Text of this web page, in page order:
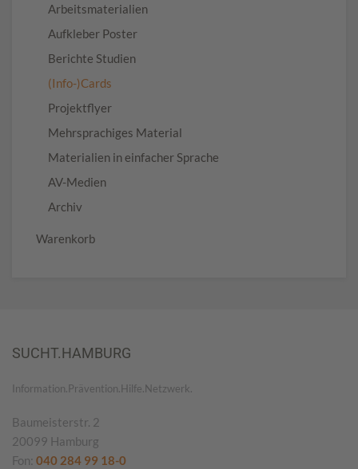
Arbeitsmaterialien
Aufkleber Poster
Berichte Studien
(Info-)Cards
Projektflyer
Mehrsprachiges Material
Materialien in einfacher Sprache
AV-Medien
Archiv
Warenkorb
SUCHT.HAMBURG
Information.Prävention.Hilfe.Netzwerk.
Baumeisterstr. 2
20099 Hamburg
Fon: 040 284 99 18-0